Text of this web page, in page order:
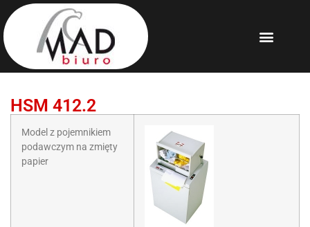
HSM 412.2
Model z pojemnikiem
podawczym na zmięty
papier